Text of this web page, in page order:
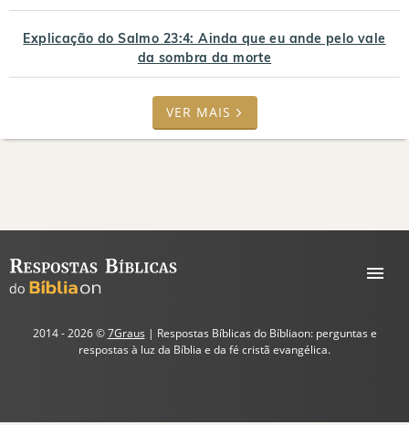
Explicação do Salmo 23:4: Ainda que eu ande pelo vale
da sombra da morte
VER MAIS
2014 - 2026 ©7Graus | Respostas Bíblicas do Bíbliaon: perguntas e
respostas à luz da Bíblia e da fé cristã evangélica.